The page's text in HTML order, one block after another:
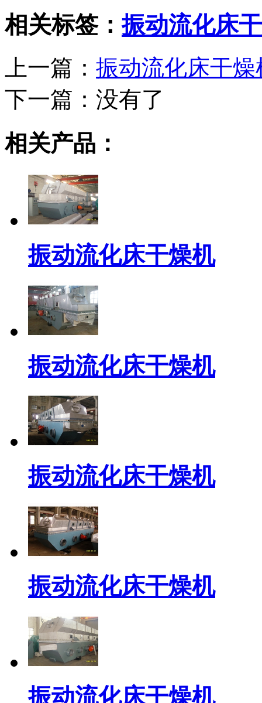
相关标签：振动流化床
上一篇： 振动流化床干燥
下一篇： 没有了
相关产品：
振动流化床干燥机
振动流化床干燥机
振动流化床干燥机
振动流化床干燥机
振动流化床干燥机